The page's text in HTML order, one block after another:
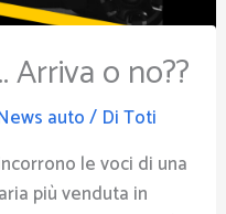
o no??
auto/ DiToti
le voci di una
più venduta in